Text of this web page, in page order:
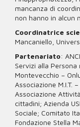
mancanza di
non hanno in alcun
Coordinatrice
Mancaniello,
Partenariato:
Servizi alla Persona
Montevecchio –
Associazione M.I.T.
Associazione
cittadini; Azienda
Sociale; Comitato
Fondazione Stella